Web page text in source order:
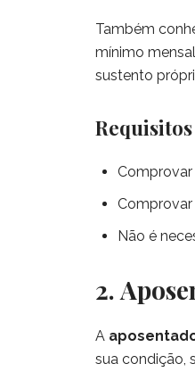
Também
mínimo
sustento
Comprovar
Comprovar
Não é
2.
A
sua condição,